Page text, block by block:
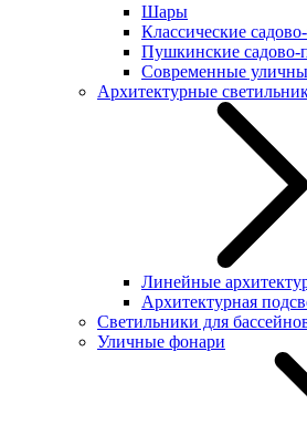
Шары
Классические
Пушкинские садово-
Современные
Архитектурные
Линейные
Архитектурная
Светильники для
Уличные фонари